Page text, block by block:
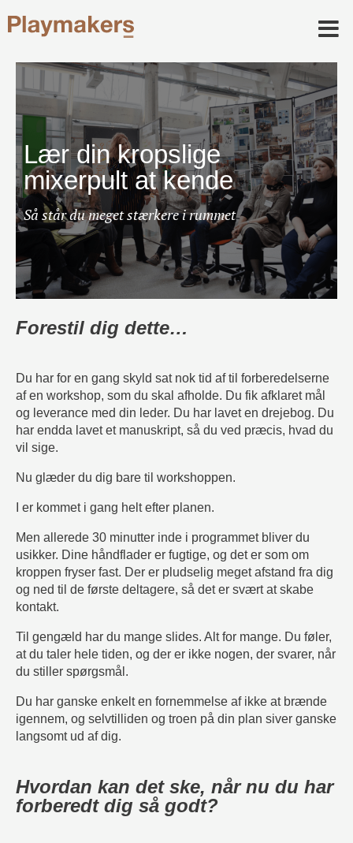
Lær din kropslige
mixerpult at kende
Så står du meget stærkere i rummet
Forestil dig dette…
Du har for en gang skyld sat nok tid af til forberedelserne
af en workshop, som du skal afholde. Du fik afklaret mål
og leverance med din leder. Du har lavet en drejebog. Du
har endda lavet et manuskript, så du ved præcis, hvad du
vil sige.
Nu glæder du dig bare til workshoppen.
I er kommet i gang helt efter planen.
Men allerede 30 minutter inde i programmet bliver du
usikker. Dine håndflader er fugtige, og det er som om
kroppen fryser fast. Der er pludselig meget afstand fra dig
og ned til de første deltagere, så det er svært at skabe
kontakt.
Til gengæld har du mange slides. Alt for mange. Du føler,
at du taler hele tiden, og der er ikke nogen, der svarer, når
du stiller spørgsmål.
Du har ganske enkelt en fornemmelse af ikke at brænde
igennem, og selvtilliden og troen på din plan siver ganske
langsomt ud af dig.
Hvordan kan det ske, når nu du har
forberedt dig så godt?